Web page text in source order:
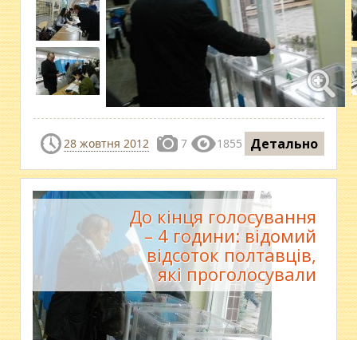
28 жовтня 2012 7 1855 Детально
До кінця голосування
– 4 години: відомий
відсоток полтавців,
які проголосували